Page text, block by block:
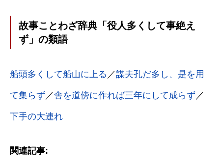
故事ことわざ辞典「役人多くして事絶え
ず」の類語
船頭多くして船山に上る ／謀夫孔だ多し、是を用
て集らず／舎を道傍に作れば三年にして成らず／
下手の大連れ
関連記事: